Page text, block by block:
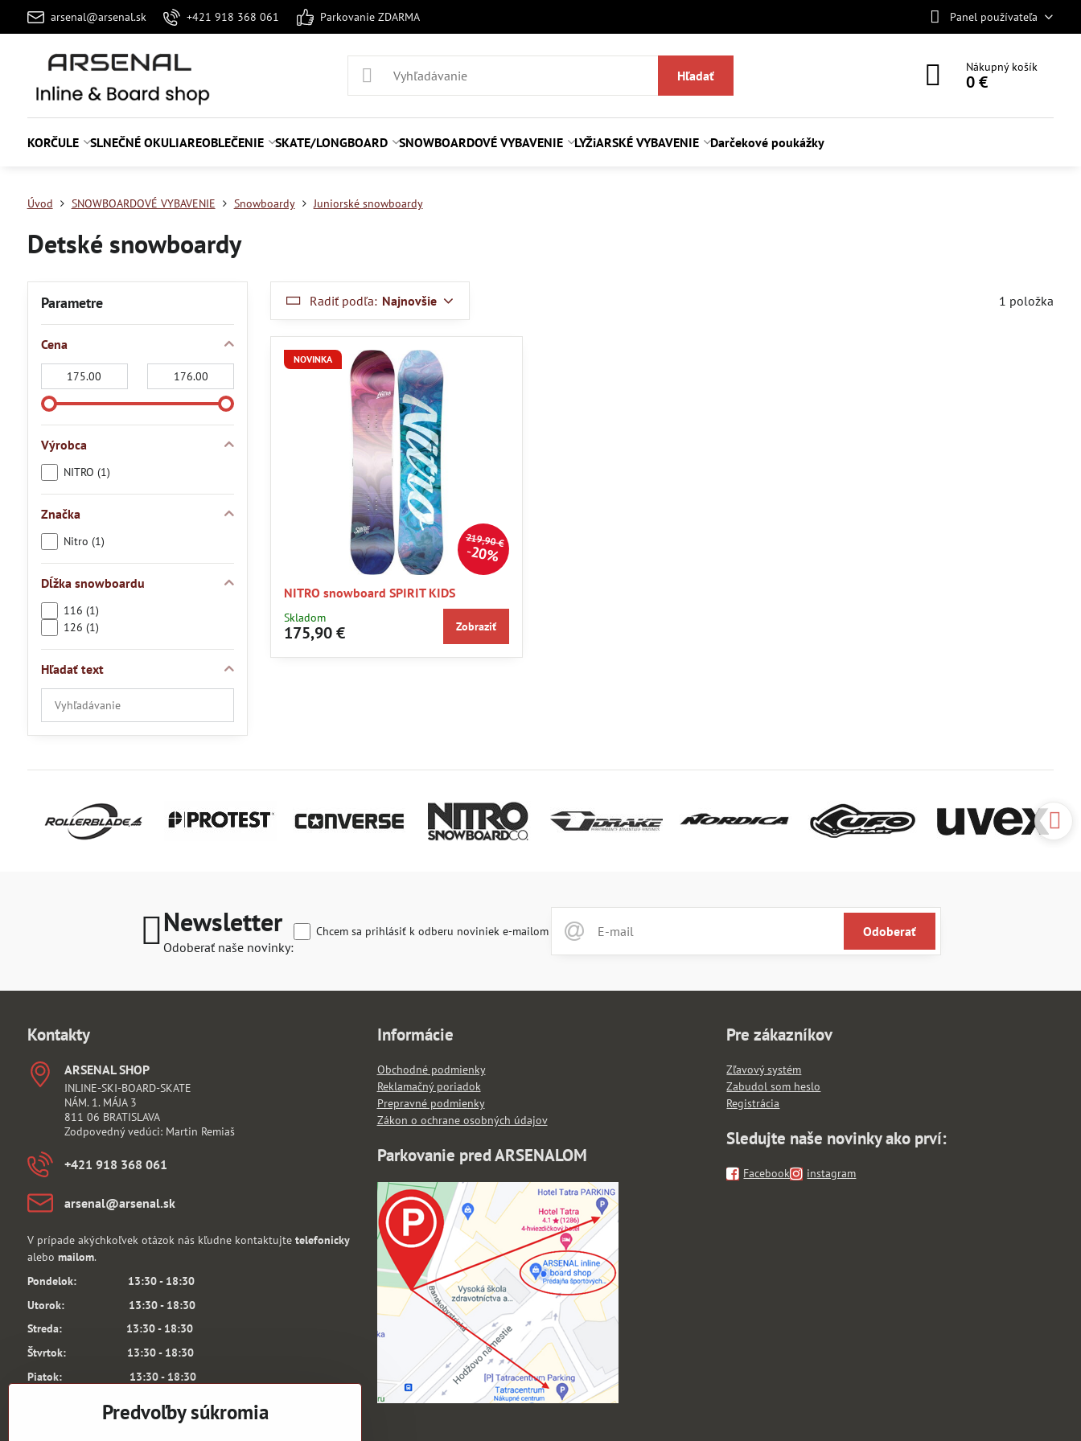
arsenal@arsenal.sk +421 918 368 061 Parkovanie ZDARMA Panel používateľa
Hľadať
Nákupný košík
0 €
KORČULE SLNEČNÉ OKULIAREOBLEČENIE SKATE/LONGBOARD SNOWBOARDOVÉ VYBAVENIE LYŽiARSKÉ VYBAVENIE Darčekové poukážky
Úvod SNOWBOARDOVÉ VYBAVENIE Snowboardy Juniorské snowboardy
Detské snowboardy
Radiť podľa: Najnovšie 1 položka
219,90 €
20%
NOVINKA
NITRO snowboard SPIRIT KIDS
Skladom
175,90 € Zobraziť
Parametre
Cena
Výrobca
NITRO (1)
Značka
Nitro (1)
Dĺžka snowboardu
116 (1)
126 (1)
Hľadať text
Prehľadať
výsledky
filtra
Newsletter
Odoberať naše novinky:
Odoberať
Chcem sa prihlásiť k odberu noviniek e-mailom
Kontakty
ARSENAL SHOP
INLINE-SKI-BOARD-SKATE
NÁM. 1. MÁJA 3
811 06 BRATISLAVA
Zodpovedný vedúci: Martin Remiaš
+421 918 368 061
arsenal​@arsenal​.sk
V prípade akýchkoľvek otázok nás kľudne kontaktujte telefonicky
alebo mailom.
Pondelok: 13:30 - 18:30
Utorok: 13:30 - 18:30
Streda: 13:30 - 18:30
Štvrtok: 13:30 - 18:30
Piatok: 13:30 - 18:30
6.3. a 7.3.2026 je predajňa ARSENAL SHOP
Informácie
Obchodné podmienky
Reklamačný poriadok
Prepravné podmienky
Zákon o ochrane osobných údajov
Parkovanie pred ARSENALOM
Pre zákazníkov
Zľavový systém
Zabudol som heslo
Registrácia
Sledujte naše novinky ako prví:
Facebook instagram
Predvoľby súkromia